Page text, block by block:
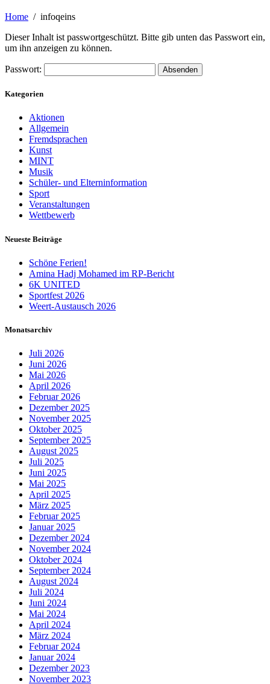
Home
infoqeins
Dieser Inhalt ist passwortgeschützt. Bitte gib unten das Passwort ein,
um ihn anzeigen zu können.
Passwort:
Kategorien
Aktionen
Allgemein
Fremdsprachen
Kunst
MINT
Musik
Schüler- und Elterninformation
Sport
Veranstaltungen
Wettbewerb
Neueste Beiträge
Schöne Ferien!
Amina Hadj Mohamed im RP-Bericht
6K UNITED
Sportfest 2026
Weert-Austausch 2026
Monatsarchiv
Juli 2026
Juni 2026
Mai 2026
April 2026
Februar 2026
Dezember 2025
November 2025
Oktober 2025
September 2025
August 2025
Juli 2025
Juni 2025
Mai 2025
April 2025
März 2025
Februar 2025
Januar 2025
Dezember 2024
November 2024
Oktober 2024
September 2024
August 2024
Juli 2024
Juni 2024
Mai 2024
April 2024
März 2024
Februar 2024
Januar 2024
Dezember 2023
November 2023